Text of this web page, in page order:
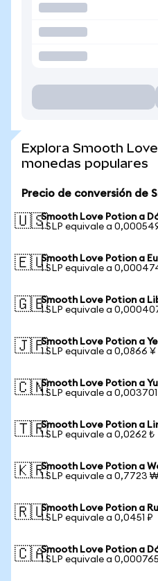
Explora Smooth
monedas populares
Precio de conversión de
🇺🇸Smooth Love Potion a
1 SLP equivale a
🇪🇺Smooth Love Potion a
1 SLP equivale a
🇬🇧Smooth Love Potion a
1 SLP equivale a
🇯🇵Smooth Love Potion a
1 SLP equivale a 0,0866 ¥
🇨🇳Smooth Love Potion a
1 SLP equivale a
🇹🇷Smooth Love Potion a
1 SLP equivale a 0,0262 ₺
🇰🇷Smooth Love Potion a
1 SLP equivale a 0,7723 ₩
🇷🇺Smooth Love Potion a
1 SLP equivale a 0,0451 ₽
🇨🇦Smooth Love Potion a
1 SLP equivale a